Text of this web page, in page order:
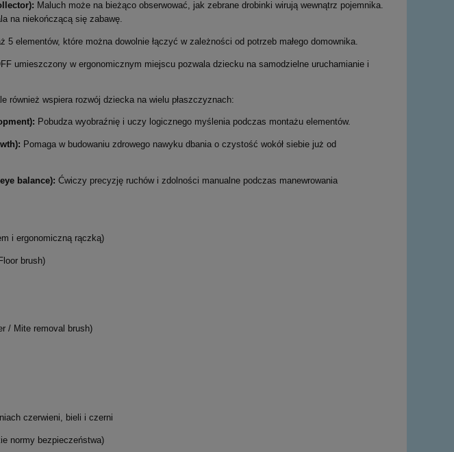
Maluch może na bieżąco obserwować, jak zebrane drobinki wirują wewnątrz pojemnika.
na niekończącą się zabawę.
5 elementów, które można dowolnie łączyć w zależności od potrzeb małego domownika.
umieszczony w ergonomicznym miejscu pozwala dziecku na samodzielne uruchamianie i
również wspiera rozwój dziecka na wielu płaszczyznach:
Pobudza wyobraźnię i uczy logicznego myślenia podczas montażu elementów.
Pomaga w budowaniu zdrowego nawyku dbania o czystość wokół siebie już od
balance): Ćwiczy precyzję ruchów i zdolności manualne podczas manewrowania
i ergonomiczną rączką)
brush)
/ Mite removal brush)
czerwieni, bieli i czerni
normy bezpieczeństwa)